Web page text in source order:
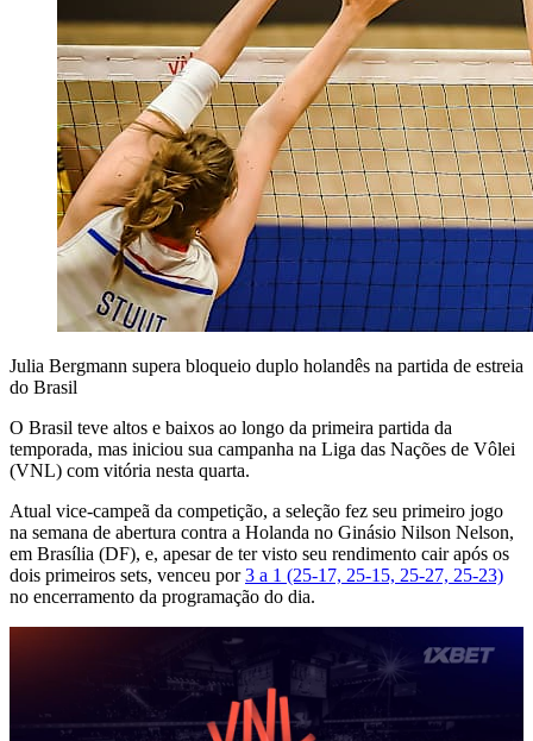
Julia Bergmann supera bloqueio duplo holandês na partida de estreia
do Brasil
O Brasil teve altos e baixos ao longo da primeira partida da
temporada, mas iniciou sua campanha na Liga das Nações de Vôlei
(VNL) com vitória nesta quarta.
Atual vice-campeã da competição, a seleção fez seu primeiro jogo
na semana de abertura contra a Holanda no Ginásio Nilson Nelson,
em Brasília (DF), e, apesar de ter visto seu rendimento cair após os
dois primeiros sets, venceu por3 a 1 (25-17, 25-15, 25-27, 25-23)
no encerramento da programação do dia.